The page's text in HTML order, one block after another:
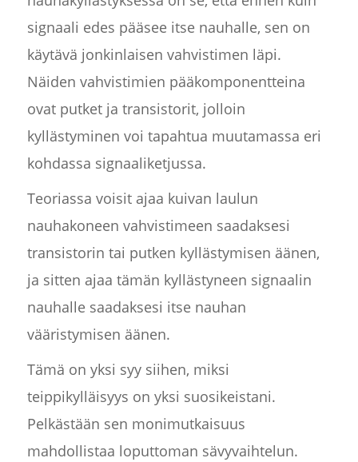
signaali edes pääsee itse nauhalle, sen on
käytävä jonkinlaisen vahvistimen läpi.
Näiden vahvistimien pääkomponentteina
ovat putket ja transistorit, jolloin
kyllästyminen voi tapahtua muutamassa eri
kohdassa signaaliketjussa.
Teoriassa voisit ajaa kuivan laulun
nauhakoneen vahvistimeen saadaksesi
transistorin tai putken kyllästymisen äänen,
ja sitten ajaa tämän kyllästyneen signaalin
nauhalle saadaksesi itse nauhan
vääristymisen äänen.
Tämä on yksi syy siihen, miksi
teippikylläisyys on yksi suosikeistani.
Pelkästään sen monimutkaisuus
mahdollistaa loputtoman sävyvaihtelun.